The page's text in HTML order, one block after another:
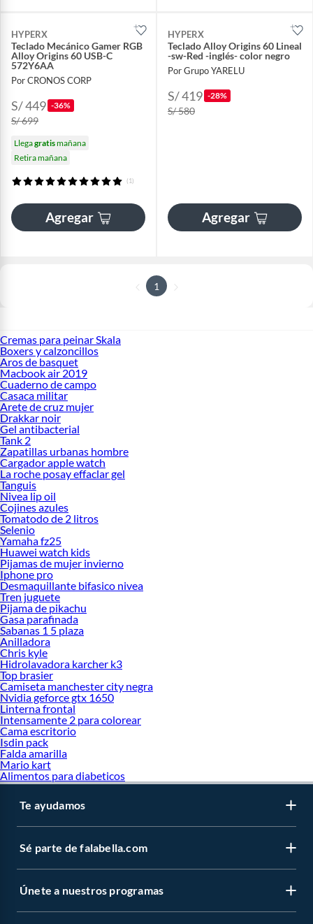
HYPERX
Teclado Mecánico Gamer RGB
Alloy Origins 60 USB-C
572Y6AA
Por CRONOS CORP
S/ 449 -36%
S/ 699
Llegagratismañana
Retira mañana
(1)
Agregar
HYPERX
Teclado Alloy Origins 60 Lineal
-sw-Red -inglés- color negro
Por Grupo YARELU
S/ 419 -28%
S/ 580
Agregar
1
Cremas para peinar Skala
Boxers y calzoncillos
Aros de basquet
Macbook air 2019
Cuaderno de campo
Casaca militar
Arete de cruz mujer
Drakkar noir
Gel antibacterial
Tank 2
Zapatillas urbanas hombre
Cargador apple watch
La roche posay effaclar gel
Tanguis
Nivea lip oil
Cojines azules
Tomatodo de 2 litros
Selenio
Yamaha fz25
Huawei watch kids
Pijamas de mujer invierno
Iphone pro
Desmaquillante bifasico nivea
Tren juguete
Pijama de pikachu
Gasa parafinada
Sabanas 1 5 plaza
Anilladora
Chris kyle
Hidrolavadora karcher k3
Top brasier
Camiseta manchester city negra
Nvidia geforce gtx 1650
Linterna frontal
Intensamente 2 para colorear
Cama escritorio
Isdin pack
Falda amarilla
Mario kart
Alimentos para diabeticos
Te ayudamos
Sé parte de falabella.com
Únete a nuestros programas